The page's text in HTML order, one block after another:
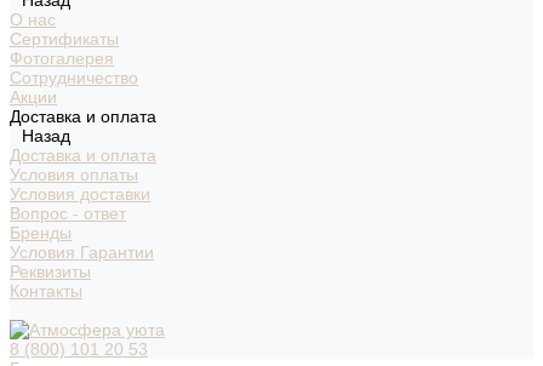
О нас
Сертификаты
Фотогалерея
Сотрудничество
Акции
Доставка и оплата
Назад
Доставка и оплата
Условия оплаты
Условия доставки
Вопрос - ответ
Бренды
Условия Гарантии
Реквизиты
Контакты
8 (800) 101 20 53